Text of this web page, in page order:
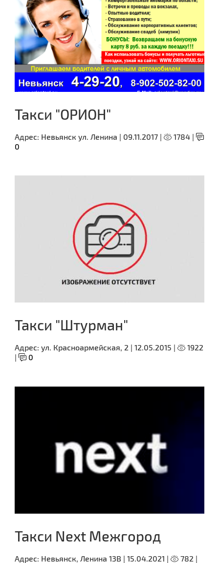
Такси "ОРИОН"
Адрес: Невьянск ул. Ленина | 09.11.2017 |
1784 |
0
Такси "Штурман"
Адрес: ул. Красноармейская, 2 | 12.05.2015 |
1922
|
0
Такси Next Межгород
Адрес: Невьянск, Ленина 13В | 15.04.2021 | 782 |